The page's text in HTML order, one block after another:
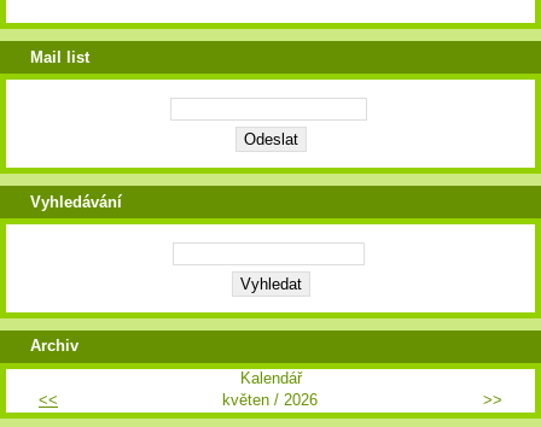
Mail list
Vyhledávání
Archiv
Kalendář
<<
květen / 2026 >>